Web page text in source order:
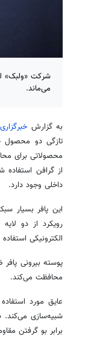
شرکت «ولبک»
می‌ماند.
به گزارش
تازگی دو محصول
محصولاتی برای
از گرافن
داخلی وجود دارد.
این پافر بسیار
رویکرد از دو
الکترونیکی
پوسته بیرونی
محافظت می‌کند.
عایق مورد
شبیه‌سازی می‌کند.
برابر بو گرفتن